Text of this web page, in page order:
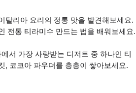
탈리아 요리의 정통 맛을 발견해보세요.
전통 티라미수 만드는 법을 배워보세요.
서 가장 사랑받는 디저트 중 하나인 티
, 코코아 파우더를 층층이 쌓아보세요.